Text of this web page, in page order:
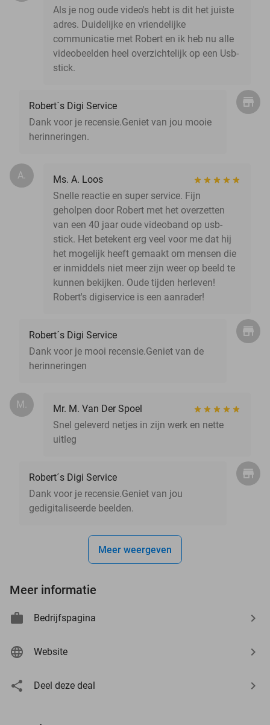
Als je nog oude video's hebt is dit het juiste
adres. Duidelijke en vriendelijke
communicatie met Robert en ik heb nu alle
videobeelden heel overzichtelijk op een Usb-
stick.
Robert´s Digi Service
Dank voor je recensie.Geniet van jou mooie
herinneringen.
A.
Ms. A. Loos
Snelle reactie en super service. Fijn
geholpen door Robert met het overzetten
van een 40 jaar oude videoband op usb-
stick. Het betekent erg veel voor me dat hij
het mogelijk heeft gemaakt om mensen die
er inmiddels niet meer zijn weer op beeld te
kunnen bekijken. Oude tijden herleven!
Robert's digiservice is een aanrader!
Robert´s Digi Service
Dank voor je mooi recensie.Geniet van de
herinneringen
M.
Mr. M. Van Der Spoel
Snel geleverd netjes in zijn werk en nette
uitleg
Robert´s Digi Service
Dank voor je recensie.Geniet van jou
gedigitaliseerde beelden.
Meer weergeven
Meer informatie
Bedrijfspagina
Website
Deel deze deal